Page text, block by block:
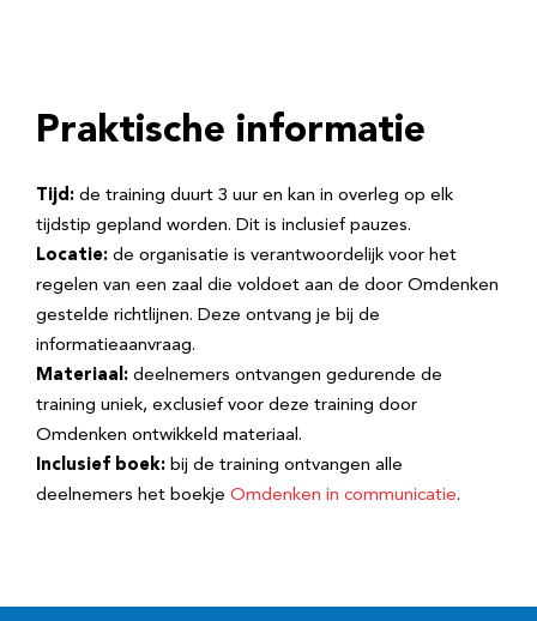
Praktische informatie
Tijd: de training duurt 3 uur en kan in overleg op elk
tijdstip gepland worden. Dit is inclusief pauzes.
Locatie: de organisatie is verantwoordelijk voor het
regelen van een zaal die voldoet aan de door Omdenken
gestelde richtlijnen. Deze ontvang je bij de
informatieaanvraag.
Materiaal: deelnemers ontvangen gedurende de
training uniek, exclusief voor deze training door
Omdenken ontwikkeld materiaal.
Inclusief boek: bij de training ontvangen alle
deelnemers het boekje Omdenken in communicatie.